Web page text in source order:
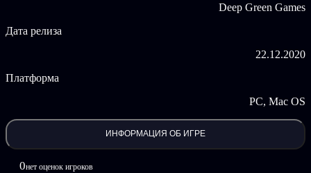
Deep Green Games
Дата релиза
22.12.2020
Платформа
PC, Mac OS
ИНФОРМАЦИЯ ОБ ИГРЕ
0нет оценок игроков